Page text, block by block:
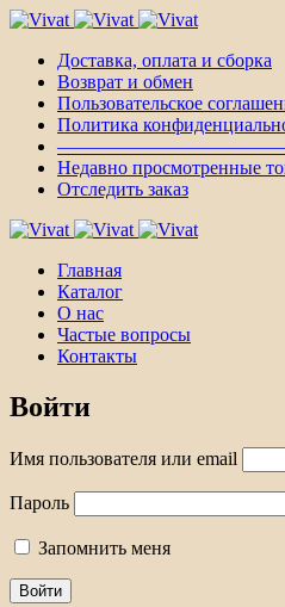
Доставка, оплата и сборка
Возврат и обмен
Пользовательское
Политика
Недавно просмотренные
Отследить заказ
Главная
Каталог
О нас
Частые вопросы
Контакты
Войти
Имя пользователя или email
Пароль
Запомнить меня